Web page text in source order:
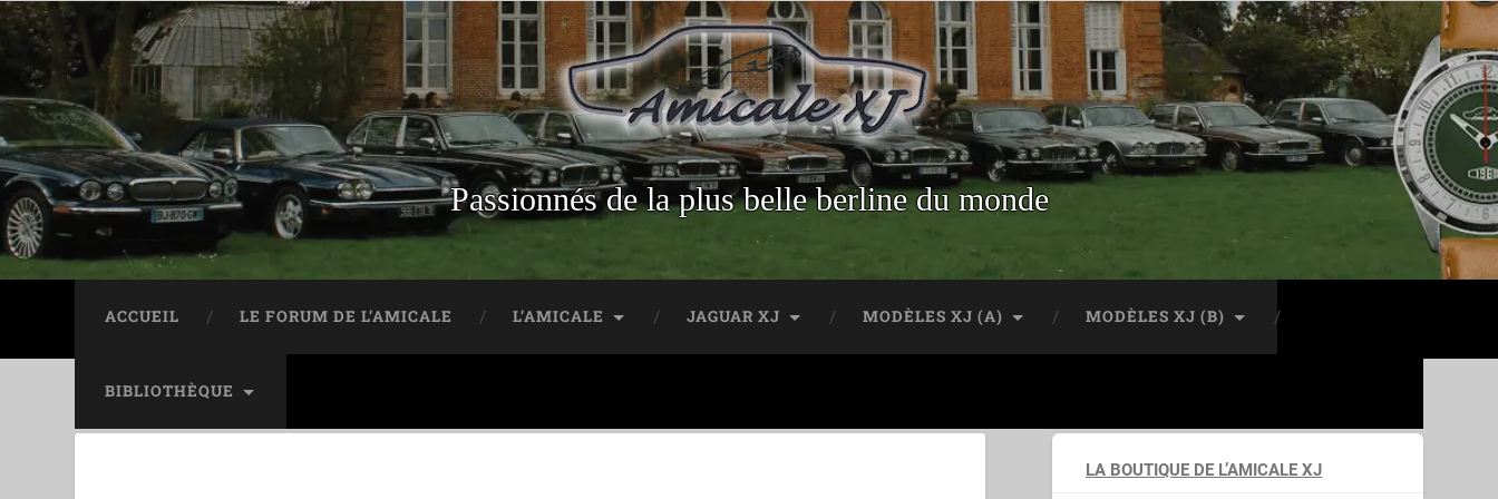
Passionnés de la plus belle berline du monde
ACCUEIL LE FORUM DE L’AMICALE L’AMICALE JAGUAR XJ MODÈLES XJ (A) MODÈLES XJ (B)
BIBLIOTHÈQUE
LA BOUTIQUE DE L’AMICALE XJ